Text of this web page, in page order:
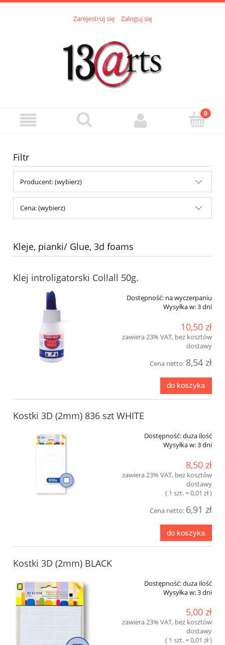
Zarejestruj się Zaloguj się
Filtr
Producent: (wybierz)
Cena: (wybierz)
Kleje, pianki/ Glue, 3d foams
Klej introligatorski Collall 50g.
Dostępność: na wyczerpaniu
Wysyłka w:3 dni
10,50 zł
zawiera 23% VAT, bez kosztów
dostawy
Cena netto: 8,54 zł
do koszyka
Kostki 3D (2mm) 836 szt WHITE
Dostępność:duża ilość
Wysyłka w:3 dni
8,50 zł
zawiera 23% VAT, bez kosztów
dostawy
( 1 szt. = 0,01 zł )
Cena netto: 6,91 zł
do koszyka
Kostki 3D (2mm) BLACK
Dostępność:duża ilość
Wysyłka w:3 dni
5,00 zł
zawiera 23% VAT, bez kosztów
dostawy
( 1 szt. = 0,01 zł )